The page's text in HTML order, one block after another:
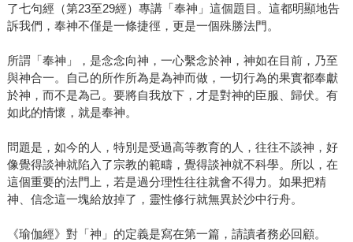
了七句經（第23至29經）專講「奉神」這個題目。這都明顯地告
訴我們，奉神不僅是一條捷徑，更是一個殊勝法門。
所謂「奉神」，是念念向神，一心繫念於神，神如在目前，乃至
與神合一。自己的所作所為是為神而做，一切行為的果實都奉獻
於神，而不是為己。要將自我放下，才是對神的臣服、歸伏。有
如此的情懷，就是奉神。
問題是，如今的人，特別是受過高等教育的人，往往不談神，好
像覺得談神就陷入了宗教的範疇，覺得談神就不科學。所以，在
這個重要的法門上，若是過分理性往往就會不得力。如果把精
神、信念這一塊給放掉了，靈性修行就無異於沙中行舟。
《瑜伽經》對「神」的定義是寫在第一篇，請讀者務必回顧。